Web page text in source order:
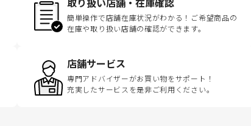
簡単操作で店舗在庫状況がわかる！ご希望商品の
在庫や取り扱い店舗の確認ができます。
店舗サービス
専門アドバイザーがお買い物をサポート！
充実したサービスを是非ご利用ください。